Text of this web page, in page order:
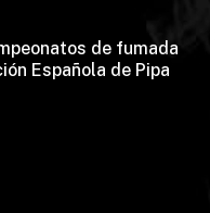
de fumada
Española de Pipa